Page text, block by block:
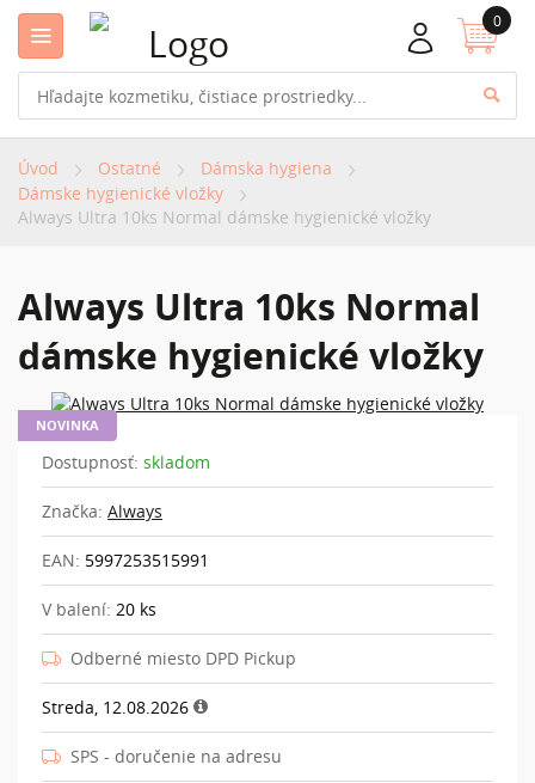
0
Úvod Ostatné
Dámska hygiena
Dámske hygienické vložky
Always Ultra 10ks Normal dámske hygienické vložky
Always Ultra 10ks Normal
dámske hygienické vložky
NOVINKA
Dostupnosť: skladom
Značka: Always
EAN: 5997253515991
V balení: 20 ks
Odberné miesto DPD Pickup
Streda, 12.08.2026
SPS - doručenie na adresu